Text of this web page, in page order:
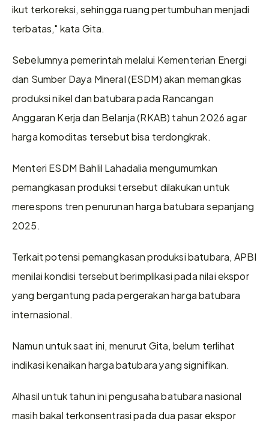
ikut terkoreksi, sehingga ruang pertumbuhan menjadi
terbatas," kata Gita.
Sebelumnya pemerintah melalui Kementerian Energi
dan Sumber Daya Mineral (ESDM) akan memangkas
produksi nikel dan batubara pada Rancangan
Anggaran Kerja dan Belanja (RKAB) tahun 2026 agar
harga komoditas tersebut bisa terdongkrak.
Menteri ESDM Bahlil Lahadalia mengumumkan
pemangkasan produksi tersebut dilakukan untuk
merespons tren penurunan harga batubara sepanjang
2025.
Terkait potensi pemangkasan produksi batubara, APBI
menilai kondisi tersebut berimplikasi pada nilai ekspor
yang bergantung pada pergerakan harga batubara
internasional.
Namun untuk saat ini, menurut Gita, belum terlihat
indikasi kenaikan harga batubara yang signifikan.
Alhasil untuk tahun ini pengusaha batubara nasional
masih bakal terkonsentrasi pada dua pasar ekspor